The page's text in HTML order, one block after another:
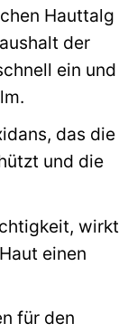
Hauttalg
der
ein und
das die
und die
wirkt
einen
für den